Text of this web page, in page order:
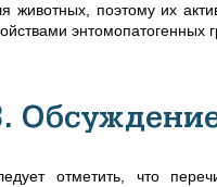
животных, поэтому их
энтомопатогенных
отметить, что